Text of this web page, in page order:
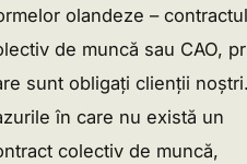
olandeze – contractul
de muncă sau CAO,
sunt obligați clienții
în care nu există un
colectiv de muncă,